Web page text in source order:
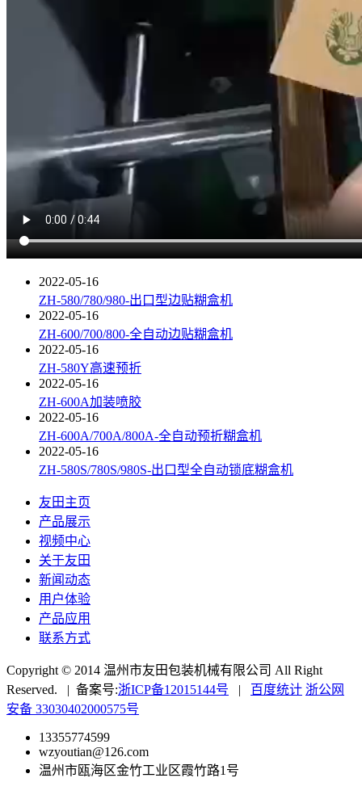
2022-05-16
ZH-580/780/980-出口型边贴糊盒机
2022-05-16
ZH-600/700/800-全自动边贴糊盒机
2022-05-16
ZH-580Y高速预折
2022-05-16
ZH-600A加装喷胶
2022-05-16
ZH-600A/700A/800A-全自动预折糊盒机
2022-05-16
ZH-580S/780S/980S-出口型全自动锁底糊盒机
友田主页
产品展示
视频中心
关于友田
新闻动态
用户体验
产品应用
联系方式
Copyright © 2014 温州市友田包装机械有限公司 All Right
Reserved. | 备案号:浙ICP备12015144号 | 百度统计 浙公网
安备 33030402000575号
13355774599
wzyoutian@126.com
温州市瓯海区金竹工业区霞竹路1号